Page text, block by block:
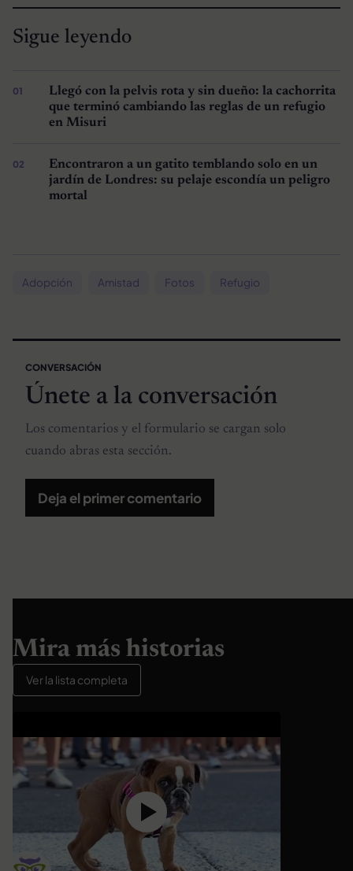
Sigue leyendo
Llegó con la pelvis rota y sin dueño: la cachorrita
que terminó cambiando las reglas de un refugio
en Misuri
Encontraron a un gatito temblando solo en un
jardín de Londres: su pelaje escondía un peligro
mortal
Adopción Amistad Fotos Refugio
CONVERSACIÓN
Únete a la conversación
Los comentarios y el formulario se cargan solo
cuando abras esta sección.
Deja el primer comentario
Mira más historias
Ver la lista completa